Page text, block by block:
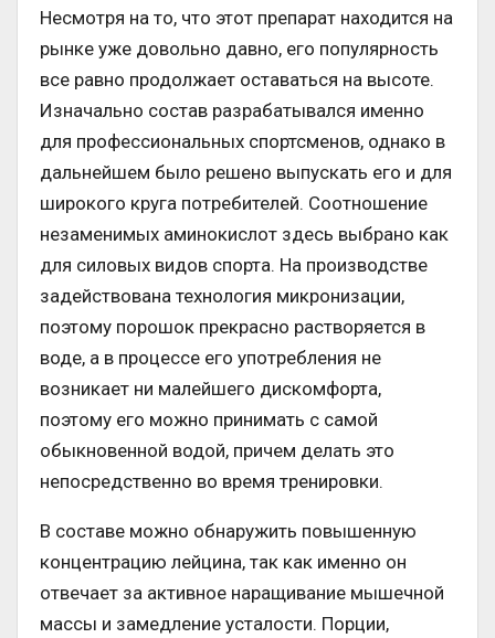
Несмотря на то, что этот препарат находится на
рынке уже довольно давно, его популярность
все равно продолжает оставаться на высоте.
Изначально состав разрабатывался именно
для профессиональных спортсменов, однако в
дальнейшем было решено выпускать его и для
широкого круга потребителей. Соотношение
незаменимых аминокислот здесь выбрано как
для силовых видов спорта. На производстве
задействована технология микронизации,
поэтому порошок прекрасно растворяется в
воде, а в процессе его употребления не
возникает ни малейшего дискомфорта,
поэтому его можно принимать с самой
обыкновенной водой, причем делать это
непосредственно во время тренировки.
В составе можно обнаружить повышенную
концентрацию лейцина, так как именно он
отвечает за активное наращивание мышечной
массы и замедление усталости. Порции,